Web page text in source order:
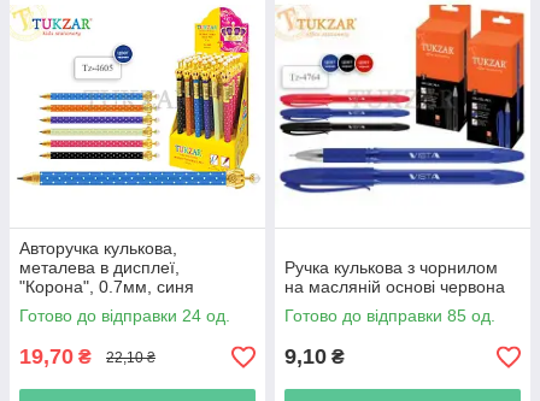
Авторучка кулькова,
металева в дисплеї,
"Корона", 0.7мм, синя
Готово до відправки 24 од.
19,70 ₴ 22,10 ₴
Ручка кулькова з чорнилом
на масляній основі червона
Готово до відправки 85 од.
9,10 ₴